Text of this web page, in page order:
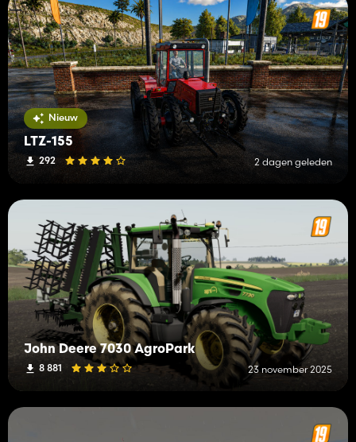
Nieuw
LTZ-155
292 2 dagen geleden
John Deere 7030 AgroPark
8 881 23 november 2025